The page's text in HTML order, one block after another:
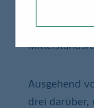
auf ein
bildet der
Ausgehend
drei darüber,